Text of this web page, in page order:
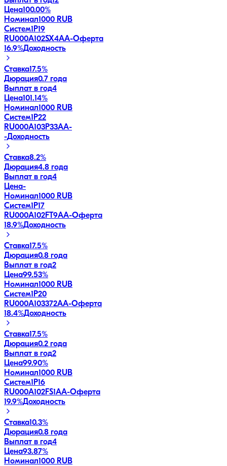
Цена100.00%
Номинал1000 RUB
Систем1P19
RU000A102SX4AA-Оферта
16.9%Доходность
Ставка17.5%
Дюрация0.7 года
Выплат в год4
Цена101.14%
Номинал1000 RUB
Систем1P22
RU000A103P33AA-
-Доходность
Ставка8.2%
Дюрация4.8 года
Выплат в год4
Цена-
Номинал1000 RUB
Систем1P17
RU000A102FT9AA-Оферта
18.9%Доходность
Ставка17.5%
Дюрация0.8 года
Выплат в год2
Цена99.53%
Номинал1000 RUB
Систем1P20
RU000A103372AA-Оферта
18.4%Доходность
Ставка17.5%
Дюрация0.2 года
Выплат в год2
Цена99.90%
Номинал1000 RUB
Систем1P16
RU000A102FS1AA-Оферта
19.9%Доходность
Ставка10.3%
Дюрация0.8 года
Выплат в год4
Цена93.87%
Номинал1000 RUB